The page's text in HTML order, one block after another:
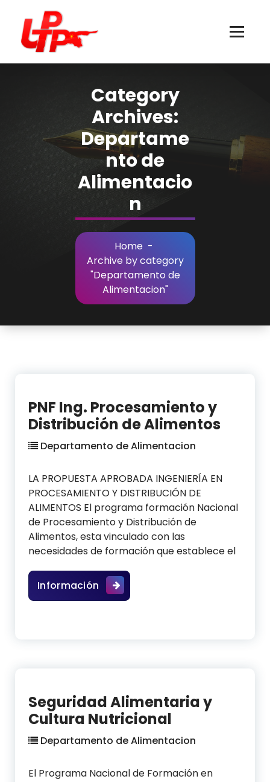
Content
Category
Archives:
Departame
nto de
Alimentacio
n
Home -
Archive by category
"Departamento de
Alimentacion"
PNF Ing. Procesamiento y
Distribución de Alimentos
Departamento de Alimentacion
LA PROPUESTA APROBADA INGENIERÍA EN
PROCESAMIENTO Y DISTRIBUCIÓN DE
ALIMENTOS El programa formación Nacional
de Procesamiento y Distribución de
Alimentos, esta vinculado con las
necesidades de formación que establece el
Información PNF Ing. Procesamiento y
Seguridad Alimentaria y
Cultura Nutricional
Departamento de Alimentacion
El Programa Nacional de Formación en